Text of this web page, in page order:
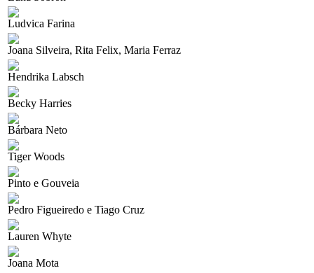
Ludvica Farina
Joana Silveira, Rita Felix, Maria Ferraz
Hendrika Labsch
Becky Harries
Bárbara Neto
Tiger Woods
Pinto e Gouveia
Pedro Figueiredo e Tiago Cruz
Lauren Whyte
Joana Mota